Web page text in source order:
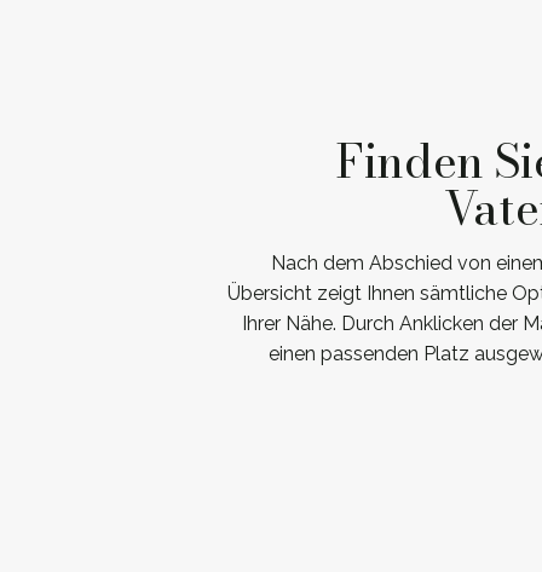
Finden
Nach dem Abschied von
Übersicht zeigt Ihnen sämtliche
Ihrer Nähe. Durch Anklicken der
einen passenden Platz